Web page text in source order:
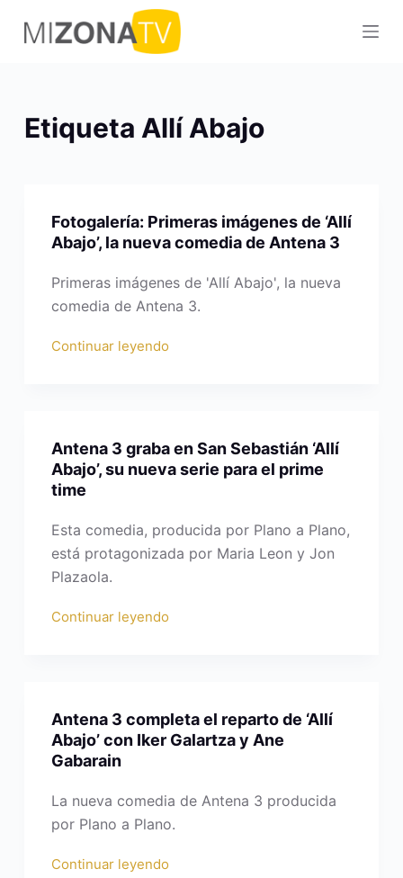
S
a
aEtiqueta Allí Abajo
Fotogalería: Primeras imágenes de ‘Allí
Abajo’, la nueva comedia de Antena 3
Primeras imágenes de 'Allí Abajo', la nueva
comedia de Antena 3.
Continuar leyendo
Antena 3 graba en San Sebastián ‘Allí
Abajo’, su nueva serie para el prime
time
Esta comedia, producida por Plano a Plano,
está protagonizada por Maria Leon y Jon
Plazaola.
Continuar leyendo
Antena 3 completa el reparto de ‘Allí
Abajo’ con Iker Galartza y Ane
Gabarain
La nueva comedia de Antena 3 producida
por Plano a Plano.
Continuar leyendo